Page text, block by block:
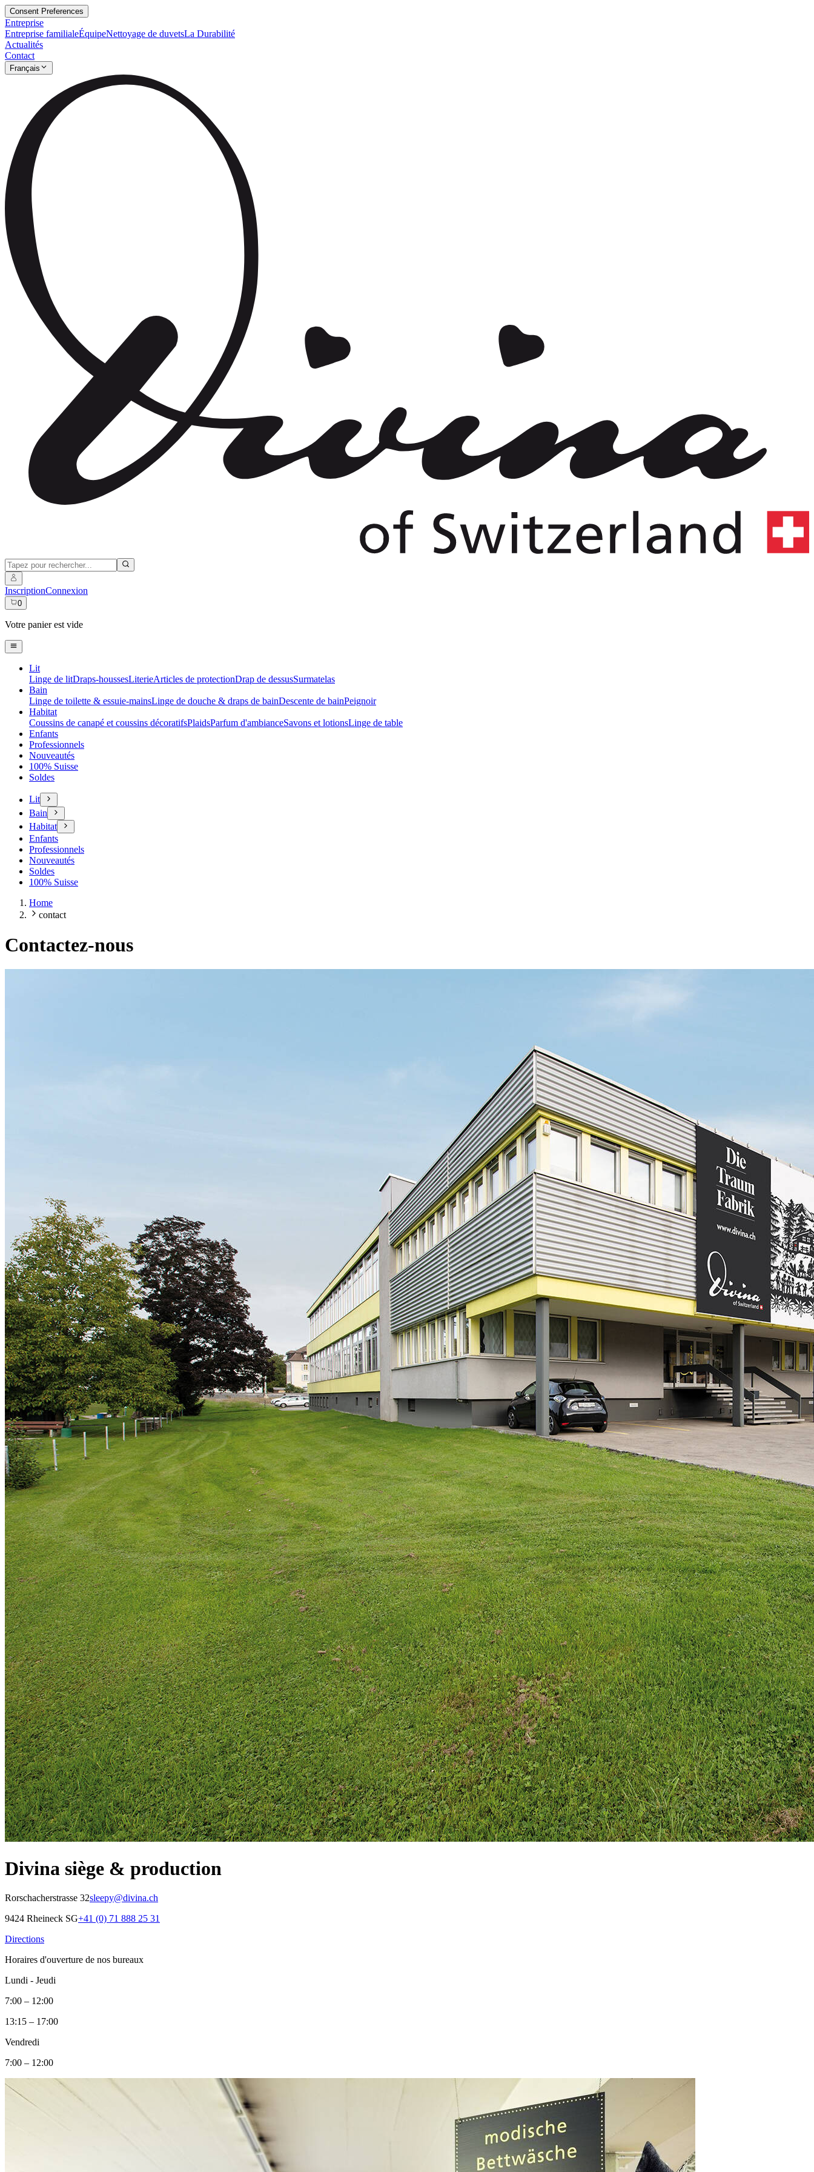
Consent Preferences
Entreprise
Entreprise familialeÉquipeNettoyage de duvetsLa Durabilité
Actualités
Contact
Français
InscriptionConnexion
0
Votre panier est vide
Lit
Linge de litDraps-houssesLiterieArticles de protectionDrap de dessusSurmatelas
Bain
Linge de toilette & essuie-mainsLinge de douche & draps de bainDescente de bainPeignoir
Habitat
Coussins de canapé et coussins décoratifsPlaidsParfum d'ambianceSavons et lotionsLinge de table
Enfants
Professionnels
Nouveautés
100% Suisse
Soldes
Lit
Bain
Habitat
Enfants
Professionnels
Nouveautés
Soldes
100% Suisse
Home
contact
Contactez-nous
Divina siège & production
Rorschacherstrasse 32sleepy@divina.ch
9424 Rheineck SG+41 (0) 71 888 25 31
Directions
Horaires d'ouverture de nos bureaux
Lundi - Jeudi
7:00 – 12:00
13:15 – 17:00
Vendredi
7:00 – 12:00